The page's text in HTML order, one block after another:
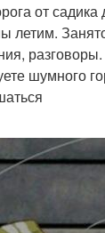
от
летим.
шумного